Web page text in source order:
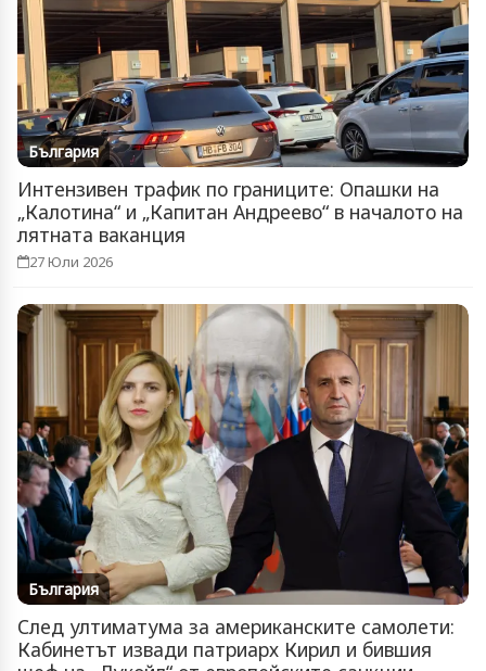
България
Интензивен трафик по границите: Опашки на
„Калотина“ и „Капитан Андреево“ в началото на
лятната ваканция
27 Юли 2026
България
След ултиматума за американските самолети:
Кабинетът извади патриарх Кирил и бившия